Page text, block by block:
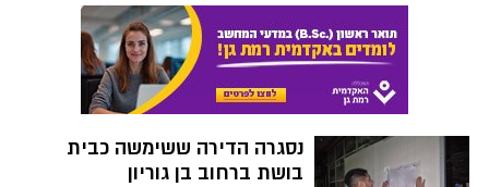
פנחס רוטנברג ברמת גן
נסגרה הדירה ששימשה כבית
בושת ברחוב בן גוריון